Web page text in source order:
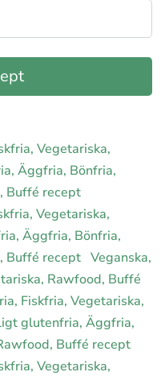
Vegetariska,
Äggfria, Bönfria,
Buffé recept
Vegetariska,
Äggfria, Bönfria,
Buffé recept Veganska,
Rawfood, Buffé
Fiskfria, Vegetariska,
glutenfria, Äggfria,
Buffé recept
Vegetariska,